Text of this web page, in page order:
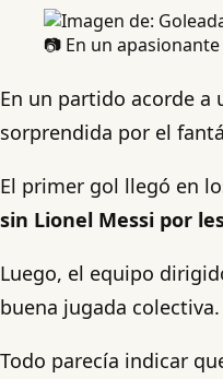
📷 En un
En un partido acorde a
sorprendida por el
El primer gol llegó en
sin Lionel Messi por
Luego, el equipo
buena jugada colectiva.
Todo parecía indicar